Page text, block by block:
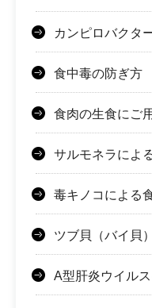
カンピロバクタ
食中毒の防ぎ方
食肉の生食にご
サルモネラによ
毒キノコによる
ツブ貝（バイ貝
A型肝炎ウイルス